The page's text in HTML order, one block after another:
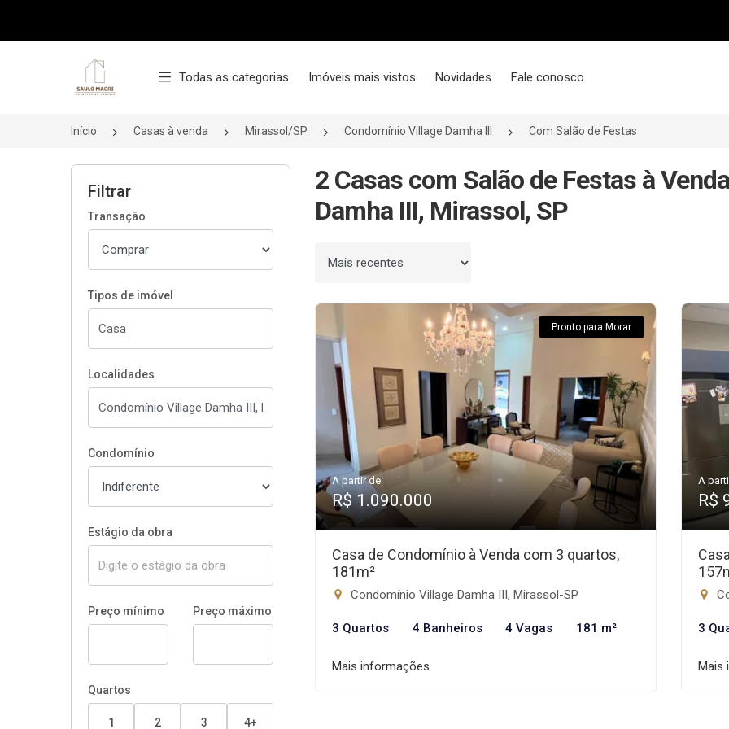
Página inicial
Todas as categorias Imóveis mais vistos Novidades Fale conosco
Início Casas à venda Mirassol/SP Condomínio Village Damha III Com Salão de Festas
Filtrar
Transação
Tipos de imóvel
Localidades
Condomínio
Estágio da obra
Preço mínimo Preço máximo
Quartos
1 2 3 4+
2 Casas com Salão de Festas à
Damha III, Mirassol, SP
Ordenar por
Pronto para Morar
A partir de:
R$ 1.090.000
Casa de Condomínio à Venda com 3 quartos,
181m²
Condomínio Village Damha III, Mirassol-SP
3 Quartos 4 Banheiros 4 Vagas 181 m²
Mais informações
A
R$
3
Mais